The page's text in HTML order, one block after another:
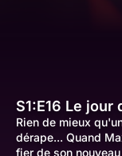
S1:E16 Le jour
Rien de mieux
dérape... Quand
fier de son